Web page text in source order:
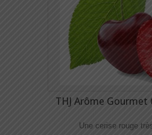
THJ Arôme Gourmet
Une cerise rouge